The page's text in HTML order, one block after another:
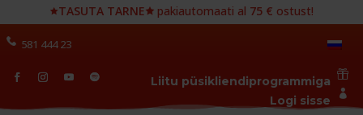
🟊TASUTA TARNE🟊 pakiautomaati al 75 € ostust!
581 444 23

Liitu püsikliendiprogrammiga

Logi sisse